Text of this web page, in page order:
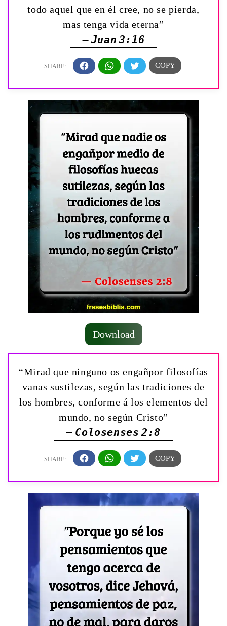
todo aquel que en él cree, no se pierda,
mas tenga vida eterna”
— Juan 3:16
Download
“Mirad que ninguno os engañpor filosofías
vanas sustilezas, según las tradiciones de
los hombres, conforme á los elementos del
mundo, no según Cristo”
— Colosenses 2:8